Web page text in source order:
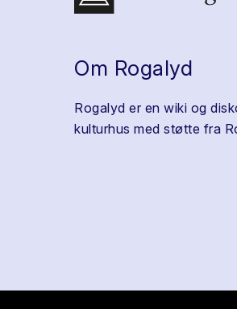
Om Rogalyd
Rogalyd er en wiki og
kulturhus med støtte fra